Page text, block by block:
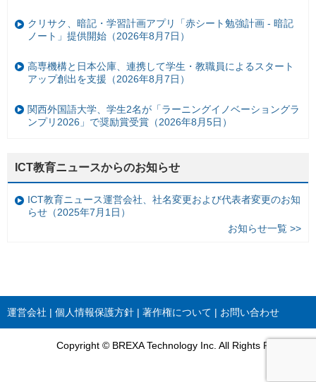
クリサク、暗記・学習計画アプリ「赤シート勉強計画 - 暗記
ノート」提供開始（2026年8月7日）
高専機構と日本公庫、連携して学生・教職員によるスタート
アップ創出を支援（2026年8月7日）
関西外国語大学、学生2名が「ラーニングイノベーショングラ
ンプリ2026」で奨励賞受賞（2026年8月5日）
ICT教育ニュースからのお知らせ
ICT教育ニュース運営会社、社名変更および代表者変更のお知
らせ（2025年7月1日）
お知らせ一覧 >>
運営会社 個人情報保護方針 著作権について お問い合わせ
Copyright © BREXA Technology Inc. All Rights Reserved.